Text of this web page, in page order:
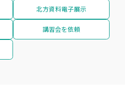
北方資料電子展示
講習会を依頼